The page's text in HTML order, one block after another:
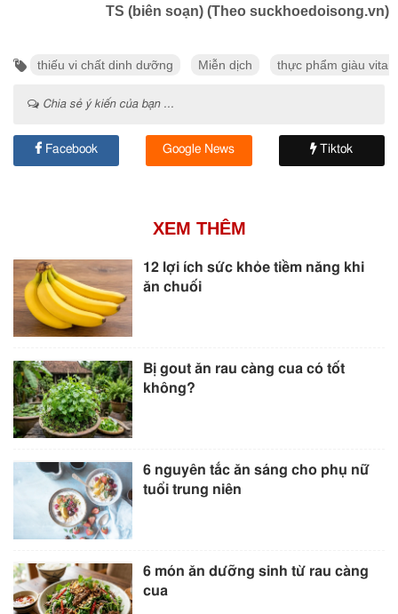
TS (biên soạn) (Theo suckhoedoisong.vn)
thiếu vi chất dinh dưỡng Miễn dịch thực phẩm giàu
Chia sẻ ý kiến của bạn ...
Facebook Google News Tiktok
XEM THÊM
12 lợi ích sức khỏe tiềm năng khi
ăn chuối
Bị gout ăn rau càng cua có tốt
không?
6 nguyên tắc ăn sáng cho phụ nữ
tuổi trung niên
6 món ăn dưỡng sinh từ rau càng
cua